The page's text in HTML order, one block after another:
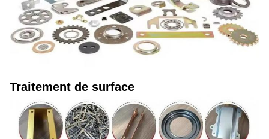
Traitement de surface